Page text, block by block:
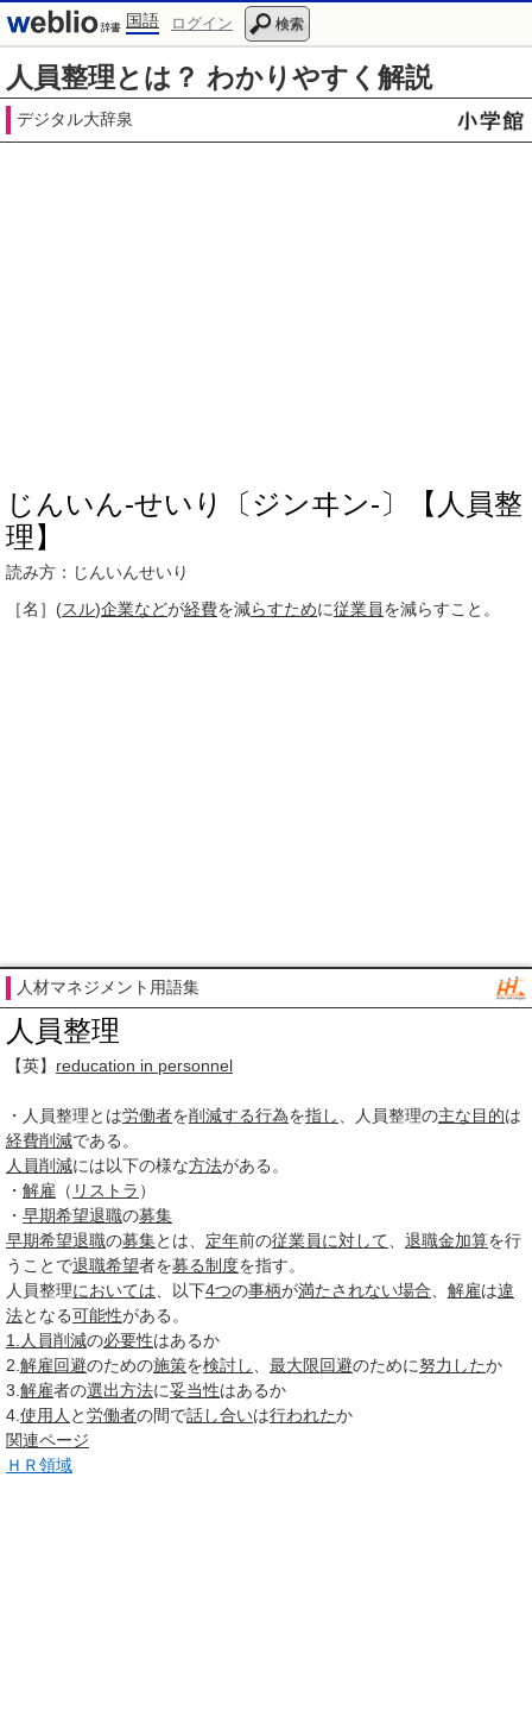
国語 ログイン 検索
人員整理とは？ わかりやすく解説
デジタル大辞泉
じんいん‐せいり〔ジンヰン‐〕【人員整
理】
読み方：じんいんせいり
［名］ (スル)企業などが経費を減らすために従業員を減らすこと。
人材マネジメント用語集
人員整理
【英】 reducation in personnel
・人員整理とは労働者を削減する行為を指し 、人員整理の主な目的は
経費削減である。
人員削減には以下の様な方法がある。
・ 解雇 （ リストラ ）
・ 早期希望退職の募集
早期希望退職の募集とは、 定年前の従業員に対して 退職金加算を行
うことで退職希望者を募る制度を指す。
人員整理においては 、以下4つの事柄が満たされない場合 解雇は違
法となる可能性がある。
1.
人員削減の必要性はあるか
2. 解雇回避のための施策を検討し 最大限回避のために努力したか
3. 解雇者の選出方法に妥当性はあるか
4. 使用人 と労働者の間で話し合いは行われたか
関連ページ
ＨＲ領域